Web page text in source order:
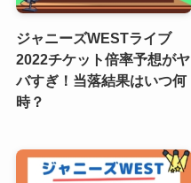
ジャニーズWESTライブ
2022チケット倍率予想がヤ
バすぎ！当落結果はいつ何
時？